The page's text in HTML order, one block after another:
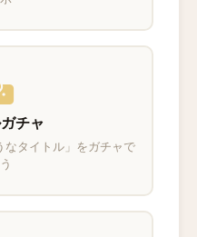
チャ
タイトル」をガチャで